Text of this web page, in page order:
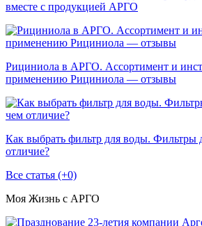
вместе с продукцией АРГО
Рициниола в АРГО. Ассортимент и
применению Рициниола — отзывы
Как выбрать фильтр для воды.
отличие?
Все статья (+0)
Моя Жизнь с АРГО